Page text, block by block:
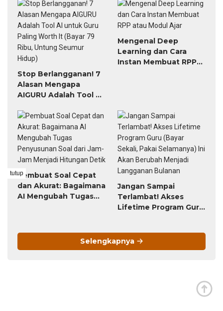
Word
Stop Berlangganan! 7
Alasan Mengapa
AIGURU Adalah Tool AI
Worth It (Bayar 79
Ribu, Untung Seumur
Hidup)
Mengenal Deep
Learning dan Cara
Instan Membuat RPP
Pembuat Soal Cepat
dan Akurat: Bagaimana
AI Mengubah Tugas
Jangan Sampai
Terlambat! Akses
Lifetime Program Guru
Berubah Menjadi
Langganan Bulanan
Selengkapnya
tutup